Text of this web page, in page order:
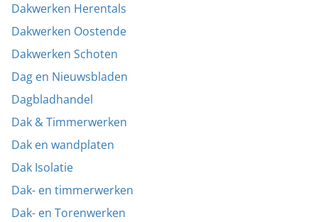
Dakwerken Herentals
Dakwerken Oostende
Dakwerken Schoten
Dag en Nieuwsbladen
Dagbladhandel
Dak & Timmerwerken
Dak en wandplaten
Dak Isolatie
Dak- en timmerwerken
Dak- en Torenwerken